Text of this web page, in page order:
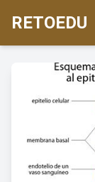
RETOEDU